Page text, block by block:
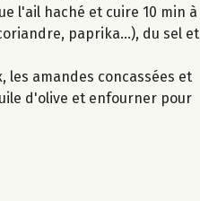
l'ail haché et cuire 10 min à
paprika...), du sel et
les amandes concassées et
d'olive et enfourner pour